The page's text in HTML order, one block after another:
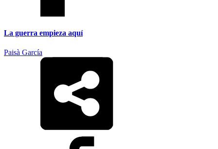
La guerra empieza aquí
Paisà García